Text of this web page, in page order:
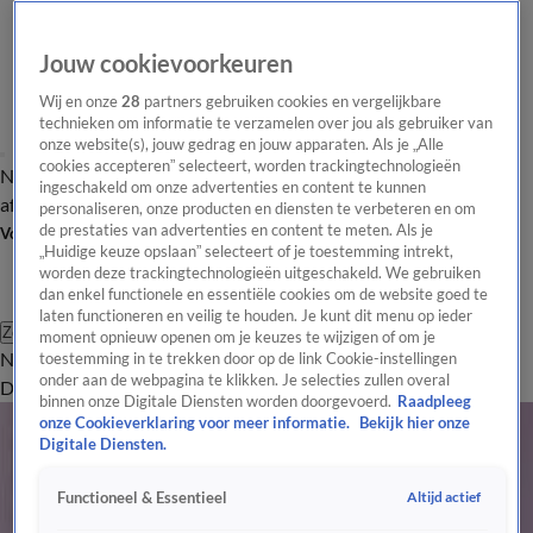
Nieuws van de DagOpinie van de Dag Onze categorieën Laatste
afleveringVideo's Nieuws van de Dag Podcast
Volg Nieuws van de Dag
Zoeken
Nieuws van de DagOpinie van de
Dag
Video'sUitzendingen PodcastPanelContact
Verkeer
Op vakantie en ik neem mee… Een bult aan regels
'NAVO-top zet het verkeer in de hele randstad op slot'
Jouw cookievoorkeuren
Wij en onze28 partners gebruiken cookies en vergelijkbare
technieken om informatie te verzamelen over jou als gebruiker van
onze website(s), jouw gedrag en jouw apparaten. Als je „Alle
cookies accepteren” selecteert, worden trackingtechnologieën
ingeschakeld om onze advertenties en content te kunnen
personaliseren, onze producten en diensten te verbeteren en om
de prestaties van advertenties en content te meten. Als je
„Huidige keuze opslaan” selecteert of je toestemming intrekt,
worden deze trackingtechnologieën uitgeschakeld. We gebruiken
dan enkel functionele en essentiële cookies om de website goed te
laten functioneren en veilig te houden. Je kunt dit menu op ieder
moment opnieuw openen om je keuzes te wijzigen of om je
toestemming in te trekken door op de link Cookie-instellingen
onder aan de webpagina te klikken. Je selecties zullen overal
binnen onze Digitale Diensten worden doorgevoerd. Raadpleeg
onze Cookieverklaring voor meer informatie.
Bekijk hier onze
Digitale Diensten.
Functioneel & Essentieel Altijd actief